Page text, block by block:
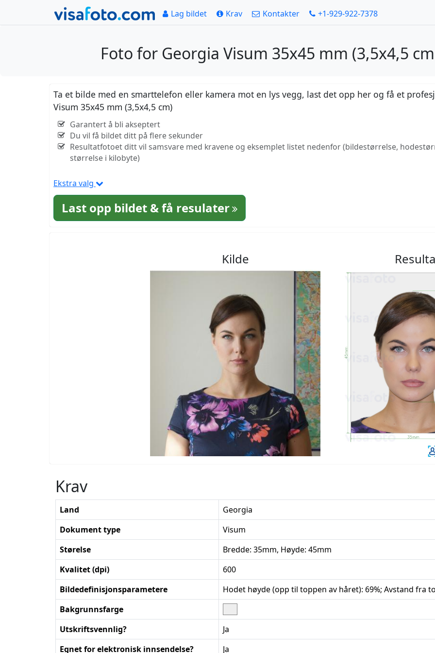
Lag bildet Krav Kontakter +1-929-922-7378
Foto for Georgia Visum 35x45 mm (3,5x4,5
Ta et bilde med en smarttelefon eller kamera mot en lys vegg, last det opp her og få et
Visum 35x45 mm (3,5x4,5 cm)
Garantert å bli akseptert
Du vil få bildet ditt på flere sekunder
Resultatfotoet ditt vil samsvare med kravene og eksemplet listet nedenfor (bildestørrelse,
størrelse i kilobyte)
Ekstra valg
Last opp bildet & få resulater
Kilde
Krav
Land
Georgia
Dokument type
Visum
Størelse
Bredde: 35mm, Høyde: 45mm
Kvalitet (dpi)
600
Bildedefinisjonsparametere
Hodet høyde (opp til toppen av håret): 69%; Avstand fra
Bakgrunnsfarge
Utskriftsvennlig?
Ja
Egnet for elektronisk innsendelse?
Ja